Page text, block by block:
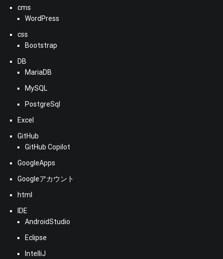
cms
WordPress
css
Bootstrap
DB
MariaDB
MySQL
PostgreSql
Excel
GitHub
GitHub Copilot
GoogleApps
Googleアカウント
html
IDE
AndroidStudio
Eclipse
IntelliJ